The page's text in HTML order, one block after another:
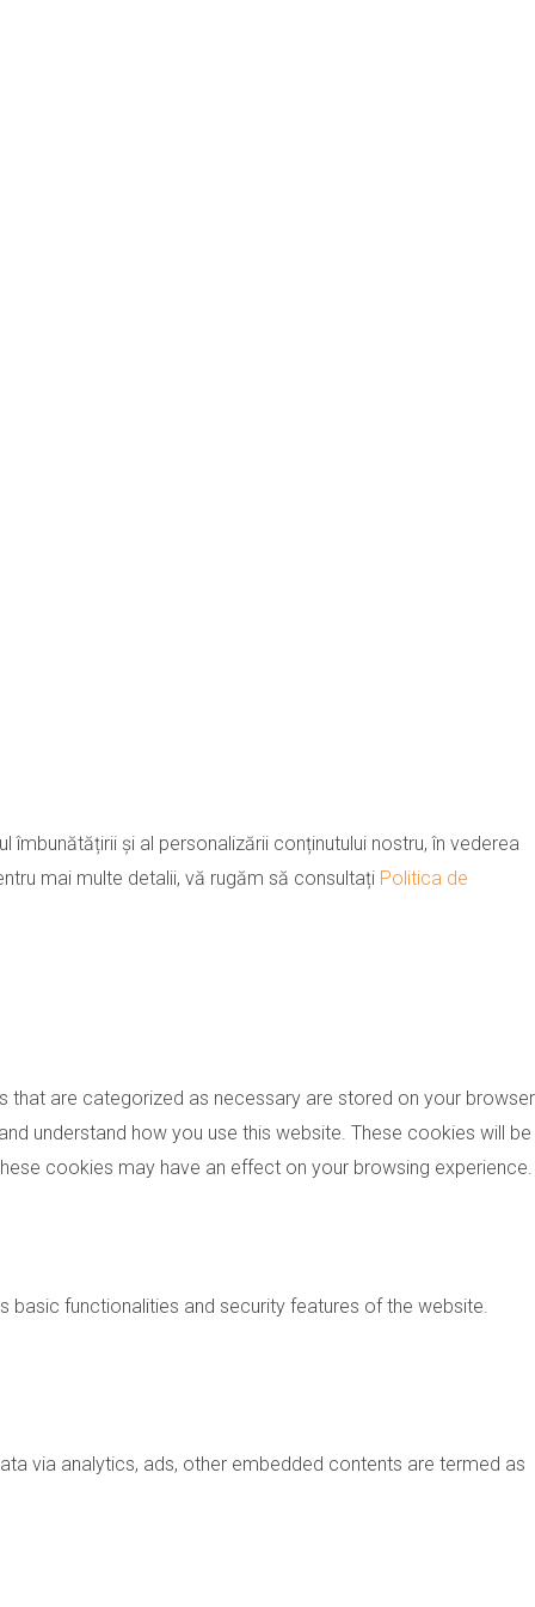
și al personalizării conținutului nostru, în vederea
mai multe detalii, vă rugăm să consultați Politica de
are categorized as necessary are stored on your browser
understand how you use this website. These cookies will be
cookies may have an effect on your browsing experience.
functionalities and security features of the website.
via analytics, ads, other embedded contents are termed as